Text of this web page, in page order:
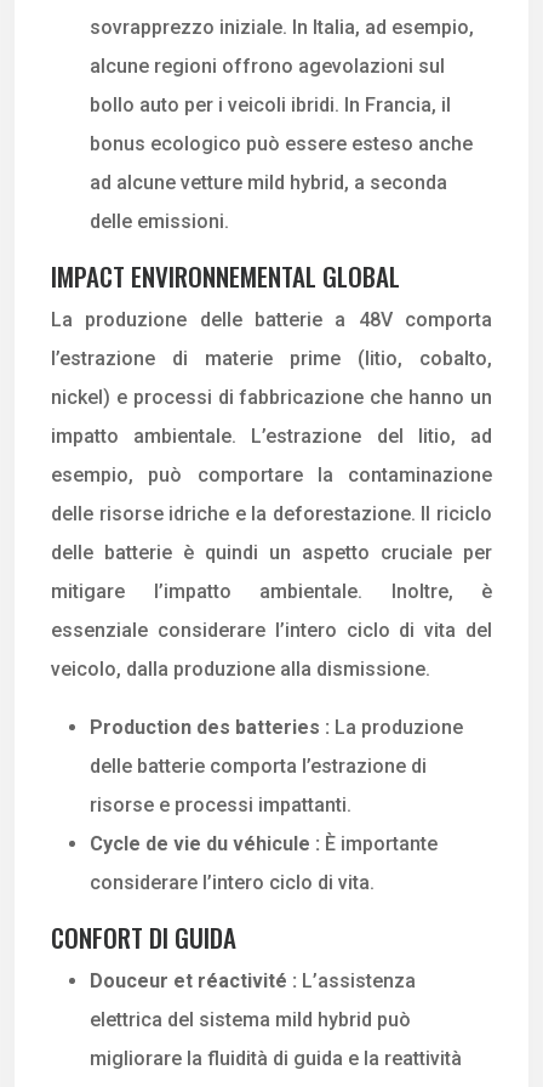
sovrapprezzo iniziale. In Italia, ad esempio,
alcune regioni offrono agevolazioni sul
bollo auto per i veicoli ibridi. In Francia, il
bonus ecologico può essere esteso anche
ad alcune vetture mild hybrid, a seconda
delle emissioni.
IMPACT ENVIRONNEMENTAL GLOBAL
La produzione delle batterie a 48V comporta
l’estrazione di materie prime (litio, cobalto,
nickel) e processi di fabbricazione che hanno un
impatto ambientale. L’estrazione del litio, ad
esempio, può comportare la contaminazione
delle risorse idriche e la deforestazione. Il riciclo
delle batterie è quindi un aspetto cruciale per
mitigare l’impatto ambientale. Inoltre, è
essenziale considerare l’intero ciclo di vita del
veicolo, dalla produzione alla dismissione.
Production des batteries : La produzione
delle batterie comporta l’estrazione di
risorse e processi impattanti.
Cycle de vie du véhicule : È importante
considerare l’intero ciclo di vita.
CONFORT DI GUIDA
Douceur et réactivité : L’assistenza
elettrica del sistema mild hybrid può
migliorare la fluidità di guida e la reattività